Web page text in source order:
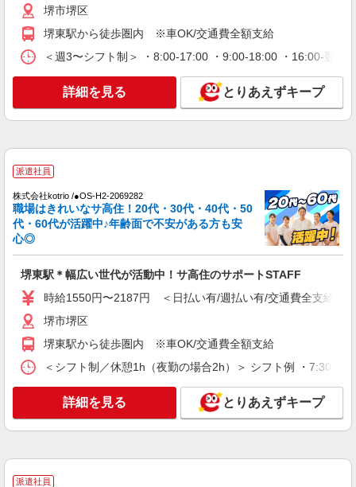
派遣社員
株式会社kotrio /●OS-H2-2006267
堺市堺区＊グループホームSTAFF＊生活のサ
ポート業務を担当
時給1550円〜2187円 ＜日払い有/週払い有/交
通費全支給(ガソリン代含む)＞
アルバイト パート
グループホーム ソラストまなか堺/2780000013-001
介護職員（ヘルパー）（役職なし）
時給1,280円
大阪府堺市堺区緑ヶ丘中町1-4-25 バス停「緑
ヶ丘」下車後、徒歩5分
キープ
派遣社員
株式会社kotrio /●OS-H2-2028525
≪堺東駅≫日勤のみ＆残業ナシ！お迎えに間に
合うデイサービス
時給1550円〜2187円 ＜日払い有/週払い有/交
堺市堺区
堺東駅から徒歩圏内 ※車OK/交通費全額支給
＜週3〜シフト制＞ ・8:00-17:00 ・9:00-18:00 ・16:00-
詳細を見る とりあえずキープ
派遣社員
株式会社kotrio /●OS-H2-2069282
職場はきれいなサ高住！20代・30代・40代・50
代・60代が活躍中♪年齢面で不安がある方も安
心◎
堺東駅＊幅広い世代が活動中！サ高住のサポートSTAFF
時給1550円〜2187円 ＜日払い有/週払い有/交通費全支給(ガ
堺市堺区
堺東駅から徒歩圏内 ※車OK/交通費全額支給
＜シフト制／休憩1h（夜勤の場合2h）＞ シフト例 ・7:30
詳細を見る とりあえずキープ
派遣社員